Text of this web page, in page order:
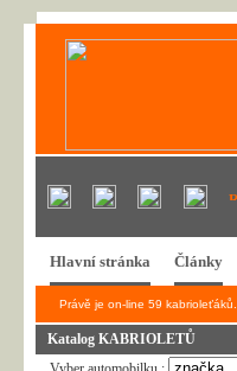
Hlavní stránka Články
Právě je on-line 59 kabrioleťáků.
Katalog KABRIOLETŮ